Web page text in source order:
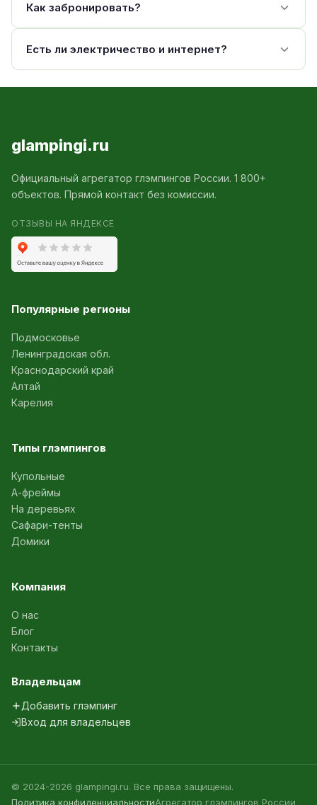
Как забронировать?
Есть ли электричество и интернет?
glampingi.ru
Официальный агрегатор глэмпингов России. 1 800+
объектов. Прямой контакт без комиссии.
ОТЗЫВЫ НА ЯНДЕКСЕ
Популярные регионы
Подмосковье
Ленинградская обл.
Краснодарский край
Алтай
Карелия
Типы глэмпингов
Купольные
А-фреймы
На деревьях
Сафари-тенты
Домики
Компания
О нас
Блог
Контакты
Владельцам
Добавить глэмпинг
Вход для владельцев
© 2024-2026 glampingi.ru. Все права защищены.
Политика конфиденциальностиАгрегатор глэмпингов России